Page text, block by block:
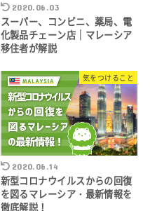
2020.06.03
スーパー、コンビニ、薬局、電
化製品チェーン店｜マレーシア
移住者が解説
気をつけること
2020.06.14
新型コロナウイルスからの回復
を図るマレーシア・最新情報を
徹底解説！